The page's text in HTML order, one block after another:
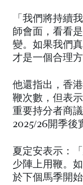
「我們將持續
師會面，看看
變。如果我們
才是一個合理方
他還指出，香
鞭次數，但表
重要持分者商
2025/26開季後
夏定安表示：
少陣上用鞭。
於下個馬季開